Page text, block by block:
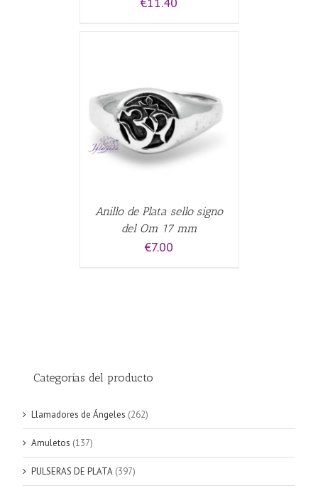
Anillo de Plata sello signo
del Om 17 mm
€7.00
Categorías del producto
Llamadores de Ángeles (262)
Amuletos (137)
PULSERAS DE PLATA (397)